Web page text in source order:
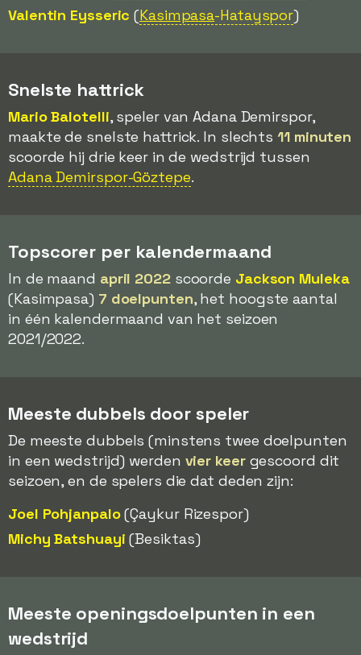
Valentin Eysseric (Kasimpasa-Hatayspor)
Snelste hattrick
Mario Balotelli, speler van Adana Demirspor,
maakte de snelste hattrick. In slechts11 minuten
scoorde hij drie keer in de wedstrijd tussen
Adana Demirspor-Göztepe.
Topscorer per kalendermaand
In de maand april 2022scoorde Jackson Muleka
(Kasimpasa) 7 doelpunten, het hoogste aantal
in één kalendermaand van het seizoen
2021/2022.
Meeste dubbels door speler
De meeste dubbels (minstens twee doelpunten
in een wedstrijd) werden vier keergescoord dit
seizoen, en de spelers die dat deden zijn:
Joel Pohjanpalo(Çaykur Rizespor)
Michy Batshuayi (Besiktas)
Meeste openingsdoelpunten in een
wedstrijd